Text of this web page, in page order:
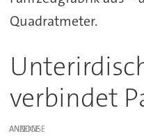
Quadratmeter.
verbindet
ANZEIGE